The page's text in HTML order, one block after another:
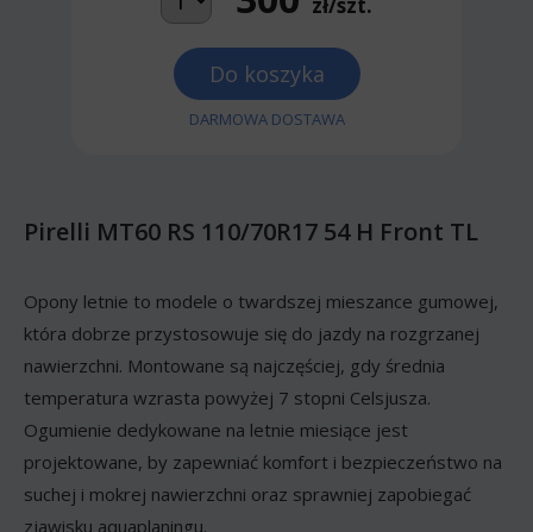
Do koszyka
DARMOWA DOSTAWA
Pirelli MT60 RS 110/70R17 54 H Front TL
Opony letnie to modele o twardszej mieszance gumowej,
która dobrze przystosowuje się do jazdy na rozgrzanej
nawierzchni. Montowane są najczęściej, gdy średnia
temperatura wzrasta powyżej 7 stopni Celsjusza.
Ogumienie dedykowane na letnie miesiące jest
projektowane, by zapewniać komfort i bezpieczeństwo na
suchej i mokrej nawierzchni oraz sprawniej zapobiegać
zjawisku aquaplaningu.